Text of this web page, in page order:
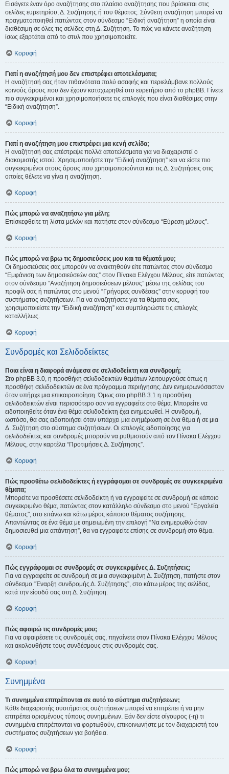
Εισάγετε έναν όρο αναζήτησης στο πλαίσιο αναζήτησης που βρίσκεται στις
σελίδες ευρετηρίου, Δ. Συζήτησης ή του θέματος. Σύνθετη αναζήτηση μπορεί να
πραγματοποιηθεί πατώντας στον σύνδεσμο “Ειδική αναζήτηση” η οποία είναι
διαθέσιμη σε όλες τις σελίδες στη Δ. Συζήτηση. Το πώς να κάνετε αναζήτηση
ίσως εξαρτάται από το στυλ που χρησιμοποιείτε.
Κορυφή
Γιατί η αναζήτησή μου δεν επιστρέφει αποτελέσματα;
Η αναζήτησή σας ήταν πιθανότατα πολύ ασαφής και περιελάμβανε πολλούς
κοινούς όρους που δεν έχουν καταχωρηθεί στο ευρετήριο από το phpBB. Γίνετε
πιο συγκεκριμένοι και χρησιμοποιήσετε τις επιλογές που είναι διαθέσιμες στην
“Ειδική αναζήτηση”.
Κορυφή
Γιατί η αναζήτηση μου επιστρέφει μια κενή σελίδα;
Η αναζήτησή σας επέστρεψε πολλά αποτελέσματα για να διαχειριστεί ο
διακομιστής ιστού. Χρησιμοποιήστε την “Ειδική αναζήτηση” και να είστε πιο
συγκεκριμένοι στους όρους που χρησιμοποιούνται και τις Δ. Συζητήσεις στις
οποίες θέλετε να γίνει η αναζήτηση.
Κορυφή
Πώς μπορώ να αναζητήσω για μέλη;
Επίσκεφθείτε τη λίστα μελών και πατήστε στον σύνδεσμο “Εύρεση μέλους”.
Κορυφή
Πώς μπορώ να βρω τις δημοσιεύσεις μου και τα θέματά μου;
Οι δημοσιεύσεις σας μπορούν να ανακτηθούν είτε πατώντας στον σύνδεσμο
“Εμφάνιση των δημοσιεύσεών σας” στον Πίνακα Ελέγχου Μέλους, είτε πατώντας
στον σύνδεσμο “Αναζήτηση δημοσιεύσεων μέλους” μέσω της σελίδας του
προφίλ σας ή πατώντας στο μενού “Γρήγορες συνδέσεις” στην κορυφή του
συστήματος συζητήσεων. Για να αναζητήσετε για τα θέματα σας,
χρησιμοποιείστε την “Ειδική αναζήτηση” και συμπληρώστε τις επιλογές
καταλλήλως.
Κορυφή
Συνδρομές και Σελιδοδείκτες
Ποια είναι η διαφορά ανάμεσα σε σελιδοδείκτη και συνδρομή;
Στο phpBB 3.0, η προσθήκη σελιδοδεικτών θεμάτων λειτουργούσε όπως η
προσθήκη σελιδοδεικτών σε ένα πρόγραμμα περιήγησης. Δεν ενημερωνόσασταν
όταν υπήρχε μια επικαιροποίηση. Όμως στο phpBB 3.1 η προσθήκη
σελιδοδεικτών είναι περισσότερο σαν να εγγραφείτε στο θέμα. Μπορείτε να
ειδοποιηθείτε όταν ένα θέμα σελιδοδείκτη έχει ενημερωθεί. Η συνδρομή,
ωστόσο, θα σας ειδοποιήσει όταν υπάρχει μια ενημέρωση σε ένα θέμα ή σε μια
Δ. Συζήτηση στο σύστημα συζητήσεων. Οι επιλογές ειδοποίησης για
σελιδοδείκτες και συνδρομές μπορούν να ρυθμιστούν από τον Πίνακα Ελέγχου
Μέλους, στην καρτέλα “Προτιμήσεις Δ. Συζήτησης”.
Κορυφή
Πώς προσθέτω σελιδοδείκτες ή εγγράφομαι σε συνδρομές σε συγκεκριμένα
θέματα;
Μπορείτε να προσθέσετε σελιδοδείκτη ή να εγγραφείτε σε συνδρομή σε κάποιο
συγκεκριμένο θέμα, πατώντας στον κατάλληλο σύνδεσμο στο μενού "Εργαλεία
θέματος", στο επάνω και κάτω μέρος κάποιου θέματος συζήτησης.
Απαντώντας σε ένα θέμα με σημειωμένη την επιλογή “Να ενημερωθώ όταν
δημοσιευθεί μια απάντηση”, θα να εγγραφείτε επίσης σε συνδρομή στο θέμα.
Κορυφή
Πώς εγγράφομαι σε συνδρομές σε συγκεκριμένες Δ. Συζητήσεις;
Για να εγγραφείτε σε συνδρομή σε μια συγκεκριμένη Δ. Συζήτηση, πατήστε στον
σύνδεσμο “Έναρξη συνδρομής Δ. Συζήτησης”, στο κάτω μέρος της σελίδας,
κατά την είσοδό σας στη Δ. Συζήτηση.
Κορυφή
Πώς αφαιρώ τις συνδρομές μου;
Για να αφαιρέσετε τις συνδρομές σας, πηγαίνετε στον Πίνακα Ελέγχου Μέλους
και ακολουθήστε τους συνδέσμους στις συνδρομές σας.
Κορυφή
Συνημμένα
Τι συνημμένα επιτρέπονται σε αυτό το σύστημα συζητήσεων;
Κάθε διαχειριστής συστήματος συζητήσεων μπορεί να επιτρέπει ή να μην
επιτρέπει ορισμένους τύπους συνημμένων. Εάν δεν είστε σίγουρος (-η) τι
συνημμένα επιτρέπονται να φορτωθούν, επικοινωνήστε με τον διαχειριστή του
συστήματος συζητήσεων για βοήθεια.
Κορυφή
Πώς μπορώ να βρω όλα τα συνημμένα μου;